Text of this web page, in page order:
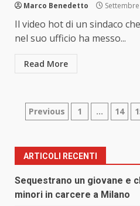
Marco Benedetto
Il video hot di un sindaco
nel suo ufficio ha messo...
Read More
Paginazione
articoli
Previous 1 … 14
ARTICOLI RECENTI
Sequestrano un giovane e
minori in carcere a Milano